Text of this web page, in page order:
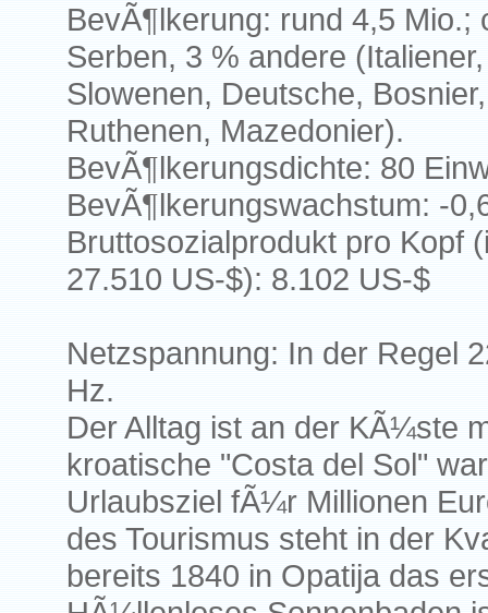
BevÃ¶lkerung: rund 4,5 Mio.;
Serben, 3 % andere
Slowenen, Deutsche,
Ruthenen, Mazedonier).
BevÃ¶lkerungsdichte: 80
BevÃ¶lkerungswachstum: -
Bruttosozialprodukt pro Kopf
27.510 US-$): 8.102 US-$
Netzspannung: In der Regel
Hz.
Der Alltag ist an der KÃ¼ste
kroatische "Costa del Sol"
Urlaubsziel fÃ¼r Millionen
des Tourismus steht in der
bereits 1840 in Opatija das